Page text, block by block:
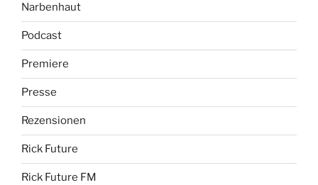
Narbenhaut
Podcast
Premiere
Presse
Rezensionen
Rick Future
Rick Future FM